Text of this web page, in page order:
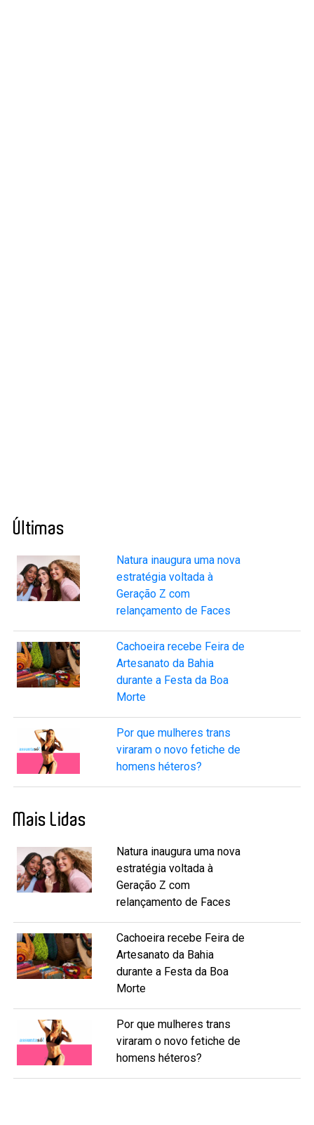
Últimas
Natura inaugura uma nova
estratégia voltada à
Geração Z com
relançamento de Faces
Cachoeira recebe Feira de
Artesanato da Bahia
durante a Festa da Boa
Morte
Por que mulheres trans
viraram o novo fetiche de
homens héteros?
Mais Lidas
Natura inaugura uma nova
estratégia voltada à
Geração Z com
relançamento de Faces
Cachoeira recebe Feira de
Artesanato da Bahia
durante a Festa da Boa
Morte
Por que mulheres trans
viraram o novo fetiche de
homens héteros?